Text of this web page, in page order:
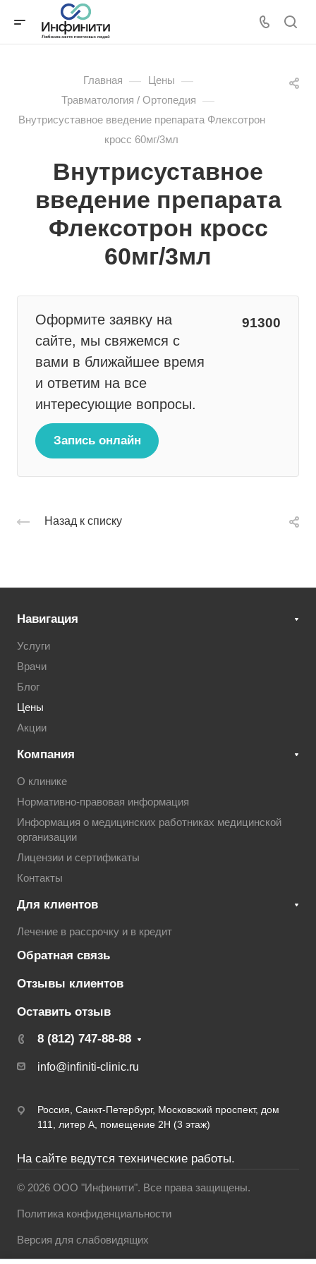
Главная — Цены —
Травматология / Ортопедия —
Внутрисуставное введение препарата Флексотрон
кросс 60мг/3мл
Внутрисуставное
введение препарата
Флексотрон кросс
60мг/3мл
Оформите заявку на
сайте, мы свяжемся с
вами в ближайшее время
и ответим на все
интересующие вопросы.
91300
Запись онлайн
Назад к списку
Навигация
Услуги
Врачи
Блог
Цены
Акции
Компания
О клинике
Нормативно-правовая информация
Информация о медицинских работниках медицинской
организации
Лицензии и сертификаты
Контакты
Для клиентов
Лечение в рассрочку и в кредит
Обратная связь
Отзывы клиентов
Оставить отзыв
8 (812) 747-88-88
info@infiniti-clinic.ru
Россия, Санкт-Петербург, Московский проспект, дом
111, литер А, помещение 2Н (3 этаж)
На сайте ведутся технические работы.
© 2026 ООО "Инфинити". Все права защищены.
Политика конфиденциальности
Версия для слабовидящих